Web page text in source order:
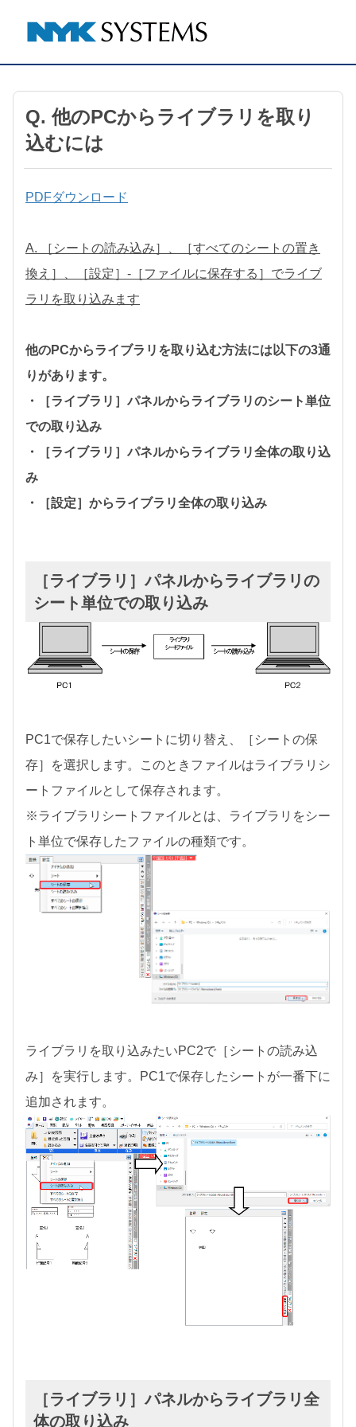
Q. 他のPCからライブラリを取り
込むには
PDFダウンロード
A. ［シートの読み込み］、［すべてのシートの置き
換え］、［設定］-［ファイルに保存する］でライブ
ラリを取り込みます
他のPCからライブラリを取り込む方法には以下の3通
りがあります。
・［ライブラリ］パネルからライブラリのシート単位
での取り込み
・［ライブラリ］パネルからライブラリ全体の取り込
み
・［設定］からライブラリ全体の取り込み
［ライブラリ］パネルからライブラリの
シート単位での取り込み
PC1で保存したいシートに切り替え、［シートの保
存］を選択します。このときファイルはライブラリシ
ートファイルとして保存されます。
※ライブラリシートファイルとは、ライブラリをシー
ト単位で保存したファイルの種類です。
ライブラリを取り込みたいPC2で［シートの読み込
み］を実行します。PC1で保存したシートが一番下に
追加されます。
［ライブラリ］パネルからライブラリ全
体の取り込み